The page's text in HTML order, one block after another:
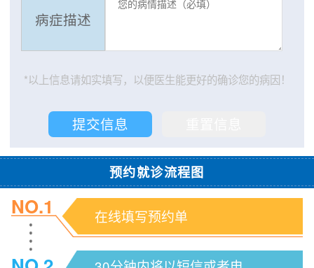
病症描述
*以上信息请如实填写，以便医生能更好的确诊您的病因！
预约就诊流程图
NO.1 在线填写预约单